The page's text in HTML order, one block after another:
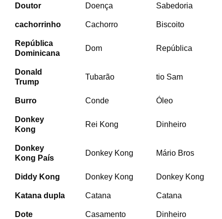
Doutor Doença Sabedoria
cachorrinho Cachorro Biscoito
República
Dominicana
Dom República
Donald
Trump
Tubarão tio Sam
Burro Conde Óleo
Donkey
Kong
Rei Kong Dinheiro
Donkey
Kong País
Donkey Kong Mário Bros
Diddy Kong Donkey Kong Donkey Kong
Katana dupla Catana Catana
Dote Casamento Dinheiro